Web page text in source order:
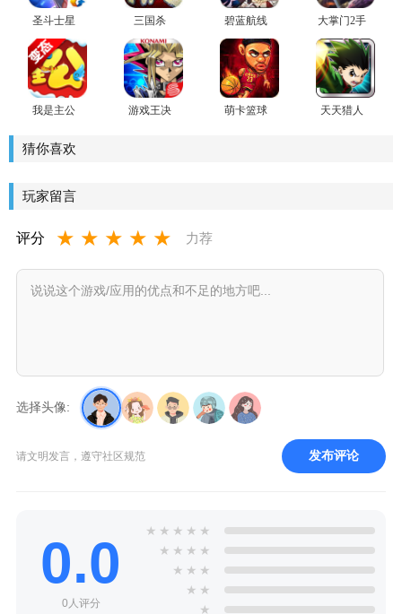
圣斗士星
矢手游
三国杀
碧蓝航线
官方版
大掌门2手
游
我是主公
游戏王决
萌卡篮球
天天猎人
猜你喜欢
玩家留言
评分 ★ ★ ★ ★ ★ 力荐
选择头像:
请文明发言，遵守社区规范 发布评论
0.0
0人评分
★ ★ ★ ★ ★
★ ★ ★ ★
★ ★ ★
★ ★
★